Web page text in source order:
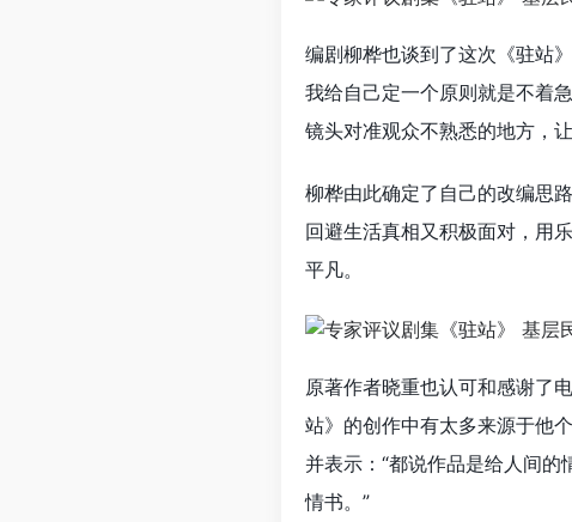
编剧柳桦也谈到了这次《驻站
我给自己定一个原则就是不着
镜头对准观众不熟悉的地方，
柳桦由此确定了自己的改编思
回避生活真相又积极面对，用
平凡。
原著作者晓重也认可和感谢了
站》的创作中有太多来源于他
并表示：“都说作品是给人间
情书。”